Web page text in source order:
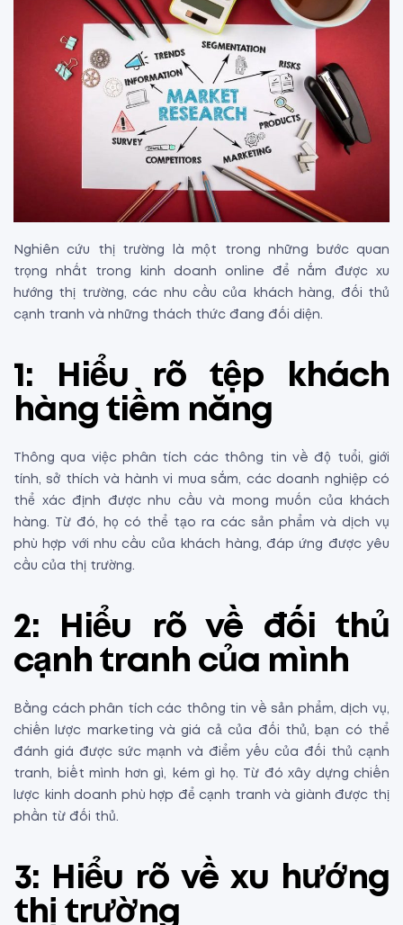
Nghiên cứu thị trường là một trong những bước quan
trọng nhất trong kinh doanh online để nắm được xu
hướng thị trường, các nhu cầu của khách hàng, đối thủ
cạnh tranh và những thách thức đang đối diện.
1: Hiểu rõ tệp khách
hàng tiềm năng
Thông qua việc phân tích các thông tin về độ tuổi, giới
tính, sở thích và hành vi mua sắm, các doanh nghiệp có
thể xác định được nhu cầu và mong muốn của khách
hàng. Từ đó, họ có thể tạo ra các sản phẩm và dịch vụ
phù hợp với nhu cầu của khách hàng, đáp ứng được yêu
cầu của thị trường.
2: Hiểu rõ về đối thủ
cạnh tranh của mình
Bằng cách phân tích các thông tin về sản phẩm, dịch vụ,
chiến lược marketing và giá cả của đối thủ, bạn có thể
đánh giá được sức mạnh và điểm yếu của đối thủ cạnh
tranh, biết mình hơn gì, kém gì họ. Từ đó xây dựng chiến
lược kinh doanh phù hợp để cạnh tranh và giành được thị
phần từ đối thủ.
3: Hiểu rõ về xu hướng
thị trường